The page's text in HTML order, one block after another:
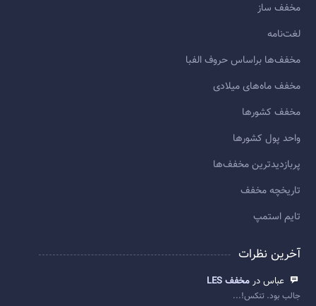
مخفف ساز
لغت‌نامه
مخفف‌ها براساس حروف الفبا
مخفف ماه‌های میلادی
مخفف کشورها
واحد پول کشورها
پربازديدترين مخفف‌ها
تاريخچه مخفف
تایم استمپ
آخرین نظرات
عباس در مخفف LES
جالب بود. تنکس!...